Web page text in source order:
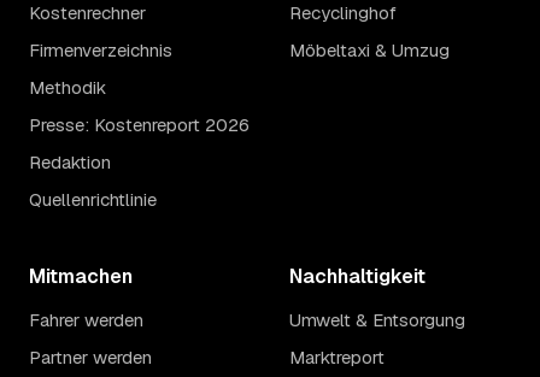
Kostenrechner
Firmenverzeichnis
Methodik
Presse: Kostenreport 2026
Redaktion
Quellenrichtlinie
Recyclinghof
Möbeltaxi & Umzug
Mitmachen
Fahrer werden
Partner werden
Nachhaltigkeit
Umwelt & Entsorgung
Marktreport